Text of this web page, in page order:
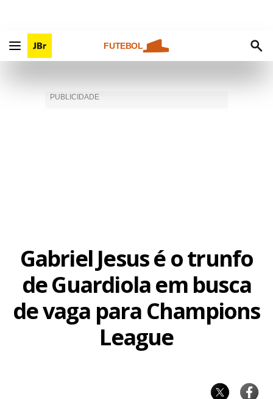
FUTEBOL
Gabriel Jesus é o trunfo
de Guardiola em busca
de vaga para Champions
League